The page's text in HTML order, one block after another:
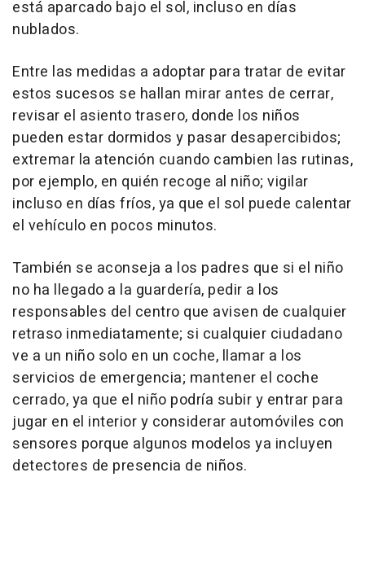
está aparcado bajo el sol, incluso en días
nublados.
Entre las medidas a adoptar para tratar de evitar
estos sucesos se hallan mirar antes de cerrar,
revisar el asiento trasero, donde los niños
pueden estar dormidos y pasar desapercibidos;
extremar la atención cuando cambien las rutinas,
por ejemplo, en quién recoge al niño; vigilar
incluso en días fríos, ya que el sol puede calentar
el vehículo en pocos minutos.
También se aconseja a los padres que si el niño
no ha llegado a la guardería, pedir a los
responsables del centro que avisen de cualquier
retraso inmediatamente; si cualquier ciudadano
ve a un niño solo en un coche, llamar a los
servicios de emergencia; mantener el coche
cerrado, ya que el niño podría subir y entrar para
jugar en el interior y considerar automóviles con
sensores porque algunos modelos ya incluyen
detectores de presencia de niños.